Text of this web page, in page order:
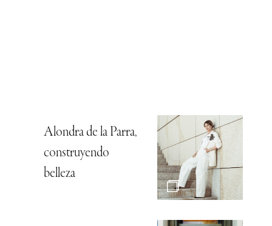
Alondra de la Parra,
construyendo
belleza